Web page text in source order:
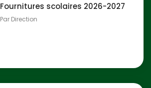
Fournitures scolaires 2026-2027
Par Direction